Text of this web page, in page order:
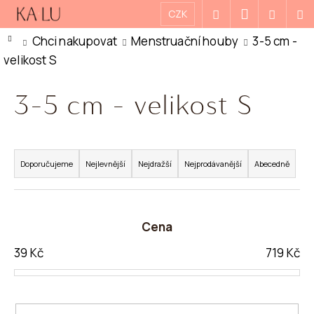
Přejít
na
obsah
CZK
Hledat
Přihlášení
košík
Domů
Chci nakupovat Menstruační houby
3-5 cm -
velikost S
3-5 cm - velikost S
Ř
A
Z
Í
P
R
Doporučujeme Nejlevnější Nejdražší Nejprodávanější Abecedně
Cena
39 Kč 719 Kč
O
Š
Zpět
Zpět
O
P
O
T
Ř
U
J